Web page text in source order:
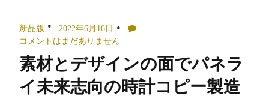
新品版
2022年6月16日
コメントはまだありません
素材とデザインの面でパネラ
イ未来志向の時計コピー製造